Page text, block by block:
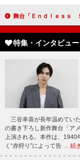
舞台「Ｅｎｄｌｅｓｓ ＳＨＯＣＫ」制
特集・インタビュー
三谷幸喜が長年温めてい
の書き下ろし新作舞台「ア
上演される。本作は、
く“赤狩り”によって告 … 続